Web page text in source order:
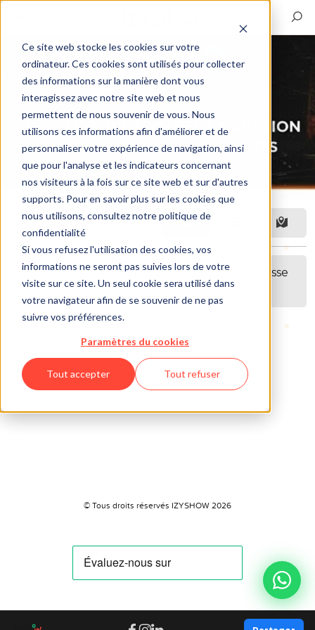
Ce site web stocke les cookies sur votre
ordinateur. Ces cookies sont utilisés pour collecter
des informations sur la manière dont vous
interagissez avec notre site web et nous
permettent de nous souvenir de vous. Nous
utilisons ces informations afin d'améliorer et de
personnaliser votre expérience de navigation, ainsi
que pour l'analyse et les indicateurs concernant
nos visiteurs à la fois sur ce site web et sur d'autres
supports. Pour en savoir plus sur les cookies que
nous utilisons, consultez notre politique de
confidentialité
Si vous refusez l'utilisation des cookies, vos
informations ne seront pas suivies lors de votre
visite sur ce site. Un seul cookie sera utilisé dans
votre navigateur afin de se souvenir de ne pas
suivre vos préférences.
Paramètres du cookies
Tout accepter Tout refuser
Filter
Wir konnten keine passenden Suchergebnisse
finden.
© Tous droits réservés IZYSHOW 2026